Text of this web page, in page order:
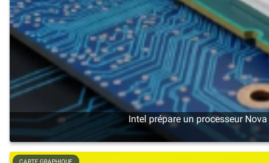
Intel prépare un processeur
CARTE GRAPHIQUE